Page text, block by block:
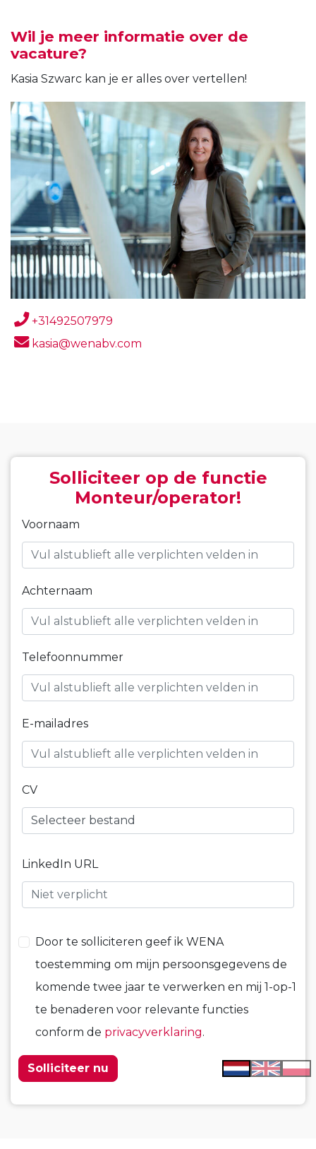
Wil je meer informatie over de
vacature?
Kasia Szwarc kan je er alles over vertellen!
+31492507979
kasia@wenabv.com
Solliciteer op de functie
Monteur/operator!
Voornaam
Achternaam
Telefoonnummer
E-mailadres
CV
Selecteer bestand
LinkedIn URL
Door te solliciteren geef ik WENA
toestemming om mijn persoonsgegevens de
komende twee jaar te verwerken en mij 1-op-1
te benaderen voor relevante functies
conform de privacyverklaring.